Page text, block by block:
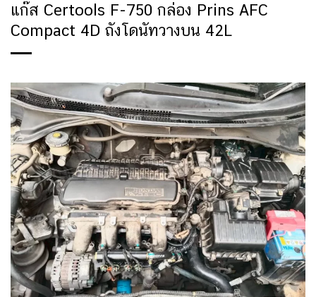
แก๊ส Certools F-750 กล่อง Prins AFC
Compact 4D ถังโดนัทวางบน 42L